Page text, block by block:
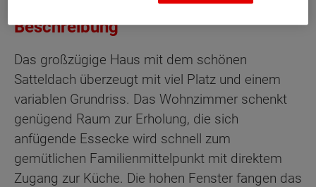
Beschreibung
Das großzügige Haus mit dem schönen
Satteldach überzeugt mit viel Platz und einem
variablen Grundriss. Das Wohnzimmer schenkt
genügend Raum zur Erholung, die sich
anfügende Essecke wird schnell zum
gemütlichen Familienmittelpunkt mit direktem
Zugang zur Küche. Die hohen Fenster fangen das